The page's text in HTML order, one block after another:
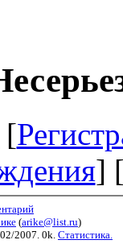
[
]
(arike@list.ru)
2007. 0k. Статистика.